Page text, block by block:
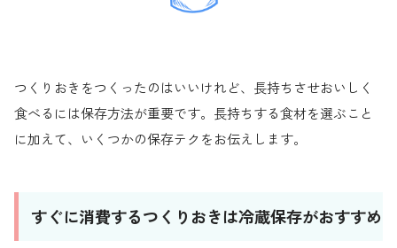
つくりおきをつくったのはいいけれど、長持ちさせおいしく
食べるには保存方法が重要です。長持ちする食材を選ぶこと
に加えて、いくつかの保存テクをお伝えします。
すぐに消費するつくりおきは冷蔵保存がおすすめ